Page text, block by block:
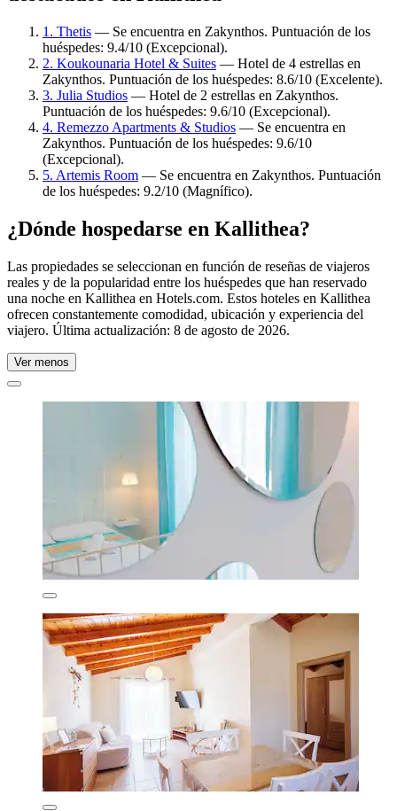
1. Thetis — Se encuentra en Zakynthos. Puntuación de los
huéspedes: 9.4/10 (Excepcional).
2. Koukounaria Hotel & Suites — Hotel de 4 estrellas en
Zakynthos. Puntuación de los huéspedes: 8.6/10 (Excelente).
3. Julia Studios — Hotel de 2 estrellas en Zakynthos.
Puntuación de los huéspedes: 9.6/10 (Excepcional).
4. Remezzo Apartments & Studios — Se encuentra en
Zakynthos. Puntuación de los huéspedes: 9.6/10
(Excepcional).
5. Artemis Room — Se encuentra en Zakynthos. Puntuación
de los huéspedes: 9.2/10 (Magnífico).
¿Dónde hospedarse en Kallithea?
Las propiedades se seleccionan en función de reseñas de viajeros
reales y de la popularidad entre los huéspedes que han reservado
una noche en Kallithea en Hotels.com. Estos hoteles en Kallithea
ofrecen constantemente comodidad, ubicación y experiencia del
viajero. Última actualización: 8 de agosto de 2026.
Ver menos